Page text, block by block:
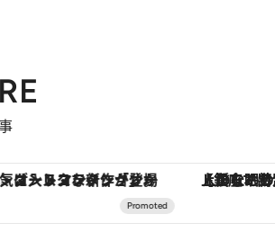
ケアのアップデートから、特別な名入れギフトまで。大人のための「ReFa GINZA」クルーズ